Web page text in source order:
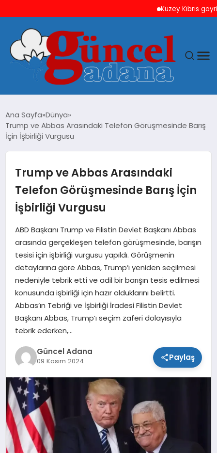
Kuzey Kıbrıs
GÜNCEL
SAĞLIK
SPOR
TEKNOLOJI
Ana Sayfa Dünya
Trump ve Abbas Arasındaki Telefon Görüşmesinde Barış
İçin İşbirliği Vurgusu
Trump ve Abbas Arasındaki
Telefon Görüşmesinde Barış İçin
İşbirliği Vurgusu
ABD Başkanı Trump ve Filistin Devlet Başkanı Abbas
arasında gerçekleşen telefon görüşmesinde, barışın
tesisi için işbirliği vurgusu yapıldı. Görüşmenin
detaylarına göre Abbas, Trump’ı yeniden seçilmesi
nedeniyle tebrik etti ve adil bir barışın tesis edilmesi
konusunda işbirliği için hazır olduklarını belirtti.
Abbas’ın Tebriği ve İşbirliği İradesi Filistin Devlet
Başkanı Abbas, Trump’ı seçim zaferi dolayısıyla
tebrik ederken,…
Güncel Adana
09 Kasım 2024 Paylaş